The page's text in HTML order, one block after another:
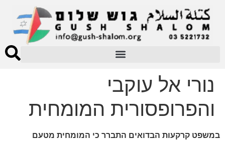
נורי אל עוקבי
והפרופסורית המומחית
במשפט קרקעות הבדואים התברר כי המומחית מטעם